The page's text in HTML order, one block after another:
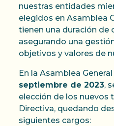
nuestras entidades
elegidos en Asamblea
tienen una duración de
asegurando una
objetivos y valores de
En la Asamblea
septiembre de 2023,
elección de los nuevos
Directiva, quedando
siguientes cargos: